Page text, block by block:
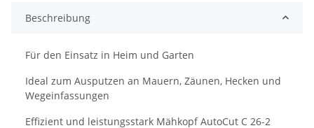
Beschreibung
Für den Einsatz in Heim und Garten
Ideal zum Ausputzen an Mauern, Zäunen, Hecken und
Wegeinfassungen
Effizient und leistungsstark Mähkopf AutoCut C 26-2